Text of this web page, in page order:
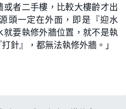
者二手樓，比較大樓齡才出
頭一定在外面，即是『迎水
就要執修外牆位置，就不是執
針』，都無法執修外牆。」